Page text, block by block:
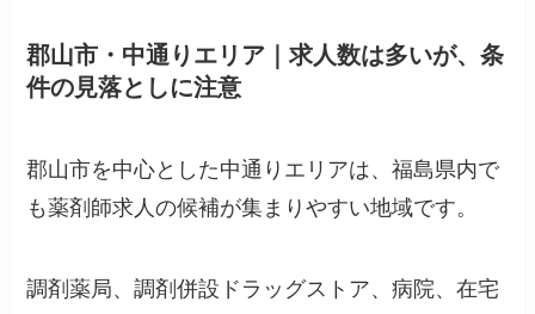
郡山市・中通りエリア｜求人数は多いが、条
件の見落としに注意
郡山市を中心とした中通りエリアは、福島県内で
も薬剤師求人の候補が集まりやすい地域です。
調剤薬局、調剤併設ドラッグストア、病院、在宅